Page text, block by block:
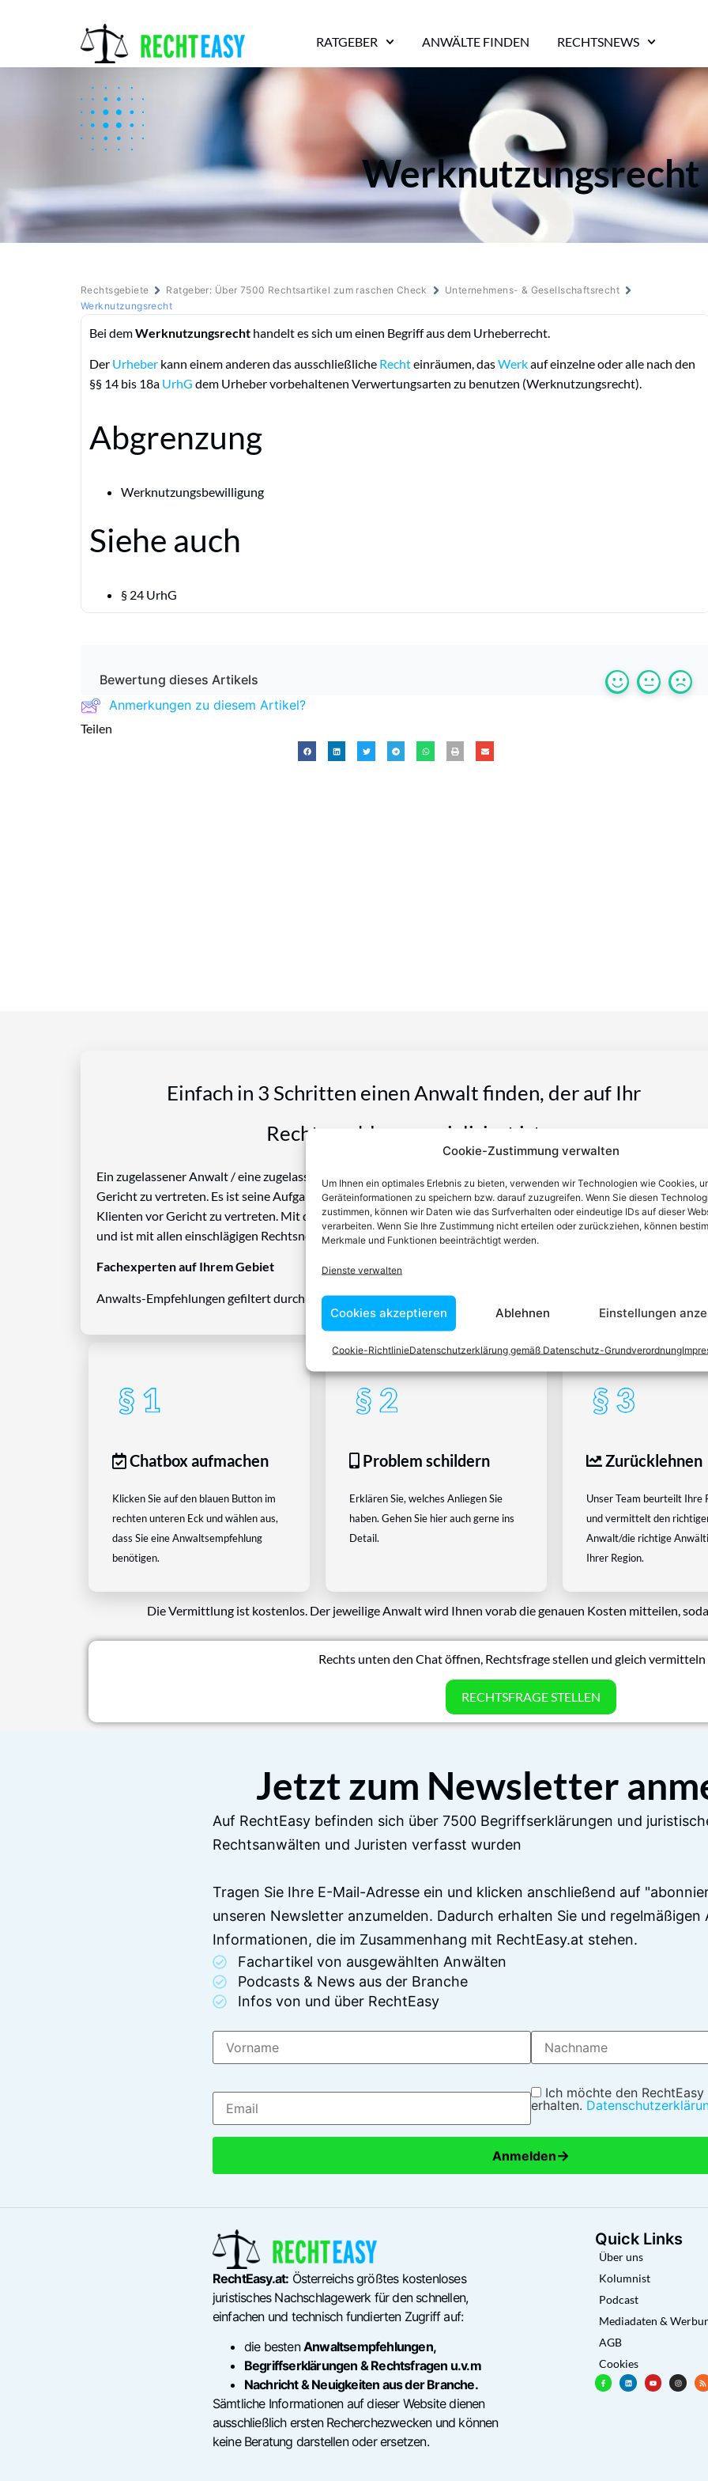
Cookie-Zustimmung verwalten
Um Ihnen ein optimales Erlebnis zu bieten, verwenden wir Technologien wie Cookies,
Geräteinformationen zu speichern bzw. darauf zuzugreifen. Wenn Sie diesen
zustimmen, können wir Daten wie das Surfverhalten oder eindeutige IDs auf dieser
verarbeiten. Wenn Sie Ihre Zustimmung nicht erteilen oder zurückziehen, können
Merkmale und Funktionen beeinträchtigt werden.
Dienste verwalten
Cookies akzeptieren Ablehnen Einstellungen
Cookie-RichtlinieDatenschutzerklärung gemäß Datenschutz-Grundverordnung
RATGEBER ANWÄLTE FINDEN RECHTSNEWS
Werknutzungsrecht
Rechtsgebiete Ratgeber: Über 7500 Rechtsartikel zum raschen Check
Unternehmens- & Gesellschaftsrecht
Werknutzungsrecht
Bei demWerknutzungsrecht handelt es sich um einen Begriff aus dem Urheberrecht.
Der Urheber kann einem anderen das ausschließliche Rechteinräumen, dasWerkauf einzelne oder alle nach den
§§ 14 bis 18a UrhG dem Urheber vorbehaltenen Verwertungsarten zu benutzen (Werknutzungsrecht).
Abgrenzung
Werknutzungsbewilligung
Siehe auch
§ 24 UrhG
Bewertung dieses Artikels
Anmerkungen zu diesem Artikel?
Teilen
Einfach in 3 Schritten einen Anwalt finden, der auf Ihr
Rechtsproblem spezialisiert ist
Ein zugelassener Anwalt / eine zugelassen Anwältin ist dafür da, über Rechtsfragen zu beraten und Klienten vor
Gericht zu vertreten. Es ist seine Aufgabe, Dienstleistungen im Bereich der Rechtsberatung zu erbringen und
Klienten vor Gericht zu vertreten. Mit diesem Wissen kennt er alle relevanten Herausforderungen dieses Systems
und ist mit allen einschlägigen Rechtsnormen vertraut.
Fachexperten auf Ihrem Gebiet
Anwalts-Empfehlungen gefiltert durch das RechtEasy-Team -Best Choice der Anwälte in Österreich
Chatbox aufmachen
Klicken Sie auf den blauen Button im
rechten unteren Eck und wählen aus,
dass Sie eine Anwaltsempfehlung
benötigen.
Problem schildern
Erklären Sie, welches Anliegen Sie
haben. Gehen Sie hier auch gerne ins
Detail.
Zurücklehnen
Unser Team beurteilt Ihre
und vermittelt den
Anwalt/die richtige
Ihrer Region.
Die Vermittlung ist kostenlos. Der jeweilige Anwalt wird Ihnen vorab die genauen Kosten mitteilen,
Rechts unten den Chat öffnen, Rechtsfrage stellen und gleich vermitteln
RECHTSFRAGE STELLEN
Jetzt zum Newsletter
Auf RechtEasy befinden sich über 7500 Begriffserklärungen und
Rechtsanwälten und Juristen verfasst wurden
Tragen Sie Ihre E-Mail-Adresse ein und klicken anschließend auf
unseren Newsletter anzumelden. Dadurch erhalten Sie und regelmäßigen
Informationen, die im Zusammenhang mit RechtEasy.at stehen.
Fachartikel von ausgewählten Anwälten
Podcasts & News aus der Branche
Infos von und über RechtEasy
Ich möchte den
erhalten.
Anmelden→
RechtEasy.at: Österreichs größtes kostenloses
juristisches Nachschlagewerk für den schnellen,
einfachen und technisch fundierten Zugriff auf:
die bestenAnwaltsempfehlungen,
Begriffserklärungen & Rechtsfragen u.v.m
Nachricht & Neuigkeiten aus der Branche.
Sämtliche Informationen auf dieser Website dienen
ausschließlich ersten Recherchezwecken und können
keine Beratung darstellen oder ersetzen.
Quick Links
Über uns
Kolumnist
Podcast
Mediadaten &
AGB
Cookies
Alle Anwälte